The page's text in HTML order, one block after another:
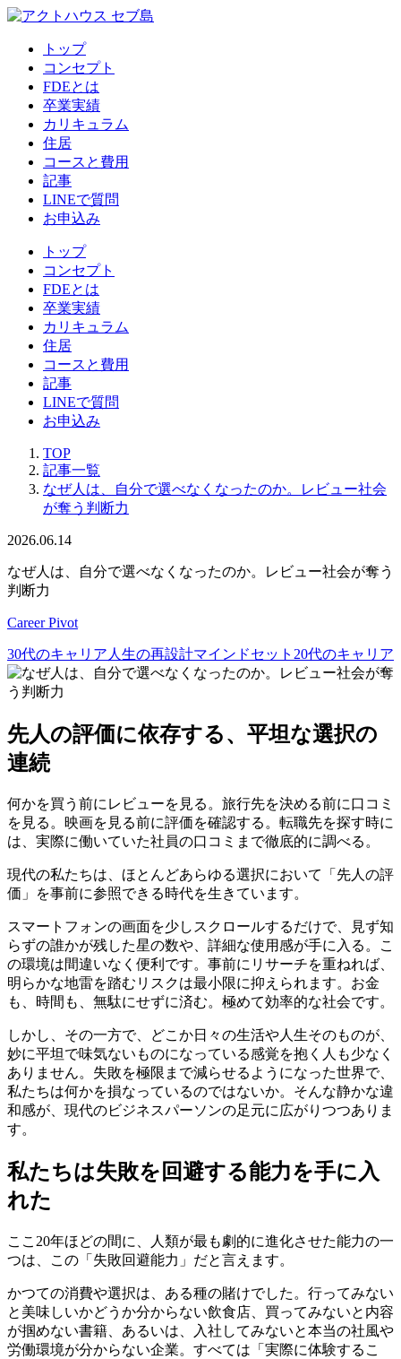
トップ
コンセプト
FDEとは
卒業実績
カリキュラム
住居
コースと費用
記事
LINEで質問
お申込み
トップ
コンセプト
FDEとは
卒業実績
カリキュラム
住居
コースと費用
記事
LINEで質問
お申込み
TOP
記事一覧
なぜ人は、自分で選べなくなったのか。レビュー社会
が奪う判断力
2026.06.14
なぜ人は、自分で選べなくなったのか。レビュー社会が奪う
判断力
Career Pivot
30代のキャリア 人生の再設計マインドセット 20代のキャリア
先人の評価に依存する、平坦な選択の
連続
何かを買う前にレビューを見る。旅行先を決める前に口コミ
を見る。映画を見る前に評価を確認する。転職先を探す時に
は、実際に働いていた社員の口コミまで徹底的に調べる。
現代の私たちは、ほとんどあらゆる選択において「先人の評
価」を事前に参照できる時代を生きています。
スマートフォンの画面を少しスクロールするだけで、見ず知
らずの誰かが残した星の数や、詳細な使用感が手に入る。こ
の環境は間違いなく便利です。事前にリサーチを重ねれば、
明らかな地雷を踏むリスクは最小限に抑えられます。お金
も、時間も、無駄にせずに済む。極めて効率的な社会です。
しかし、その一方で、どこか日々の生活や人生そのものが、
妙に平坦で味気ないものになっている感覚を抱く人も少なく
ありません。失敗を極限まで減らせるようになった世界で、
私たちは何かを損なっているのではないか。そんな静かな違
和感が、現代のビジネスパーソンの足元に広がりつつありま
す。
私たちは失敗を回避する能力を手に入
れた
ここ20年ほどの間に、人類が最も劇的に進化させた能力の一
つは、この「失敗回避能力」だと言えます。
かつての消費や選択は、ある種の賭けでした。行ってみない
と美味しいかどうか分からない飲食店、買ってみないと内容
が掴めない書籍、あるいは、入社してみないと本当の社風や
労働環境が分からない企業。すべては「実際に体験するこ